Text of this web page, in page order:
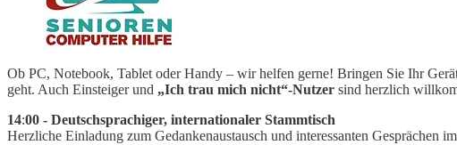
Ob PC, Notebook, Tablet oder Handy – wir helfen gerne! Bringen Sie Ihr
geht. Auch Einsteiger und „Ich trau mich nicht“-Nutzer sind herzlich
14:00 - Deutschsprachiger, internationaler Stammtisch
Herzliche Einladung zum Gedankenaustausch und interessanten Gesprächen